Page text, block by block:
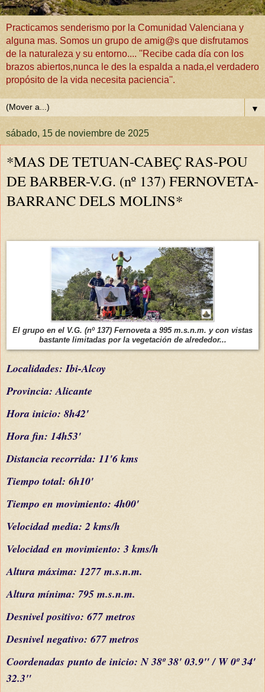
Practicamos senderismo por la Comunidad Valenciana y
alguna mas. Somos un grupo de amig@s que disfrutamos
de la naturaleza y su entorno.... ''Recibe cada día con los
brazos abiertos,nunca le des la espalda a nada,el verdadero
propósito de la vida necesita paciencia''.
▼
sábado, 15 de noviembre de 2025
*MAS DE TETUAN-CABEÇ RAS-POU
DE BARBER-V.G. (nº 137) FERNOVETA-
BARRANC DELS MOLINS*
El grupo en el V.G. (nº 137) Fernoveta a 995 m.s.n.m. y con vistas
bastante limitadas por la vegetación de alrededor...
Localidades: Ibi-Alcoy
Provincia: Alicante
Hora inicio: 8h42'
Hora fin: 14h53'
Distancia recorrida: 11'6 kms
Tiempo total: 6h10'
Tiempo en movimiento: 4h00'
Velocidad media: 2 kms/h
Velocidad en movimiento: 3 kms/h
Altura máxima: 1277 m.s.n.m.
Altura mínima: 795 m.s.n.m.
Desnivel positivo: 677 metros
Desnivel negativo: 677 metros
Coordenadas punto de inicio: N 38º 38' 03.9" / W 0º 34'
32.3"